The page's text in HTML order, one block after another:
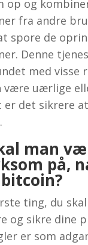
op og
fra andre
spore de
Denne
med visse
være uærlige
er det sikrere at
.
man
på,
ting, du
og sikre dine
er som